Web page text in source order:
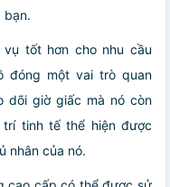
bạn.
vụ tốt hơn cho nhu cầu
đóng một vai trò quan
dõi giờ giấc mà nó còn
tinh tế thể hiện được
nhân của nó.